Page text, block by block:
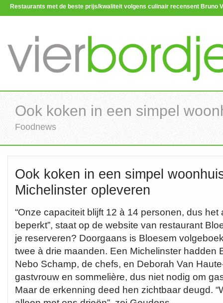
Restaurants met de beste prijs/kwaliteit volgens culinair recensent Bruno
Ook koken in een simpel
Foodnews
Ook koken in een simpel
Michelinster opleveren
“Onze capaciteit blijft 12 à 14 personen, dus het
beperkt”, staat op de website van restaurant
je reserveren? Doorgaans is Bloesem
twee à drie maanden. Een Michelinster hadden
Nebo Schamp, de chefs, en Deborah Van
gastvrouw en sommelière, dus niet nodig om
Maar de erkenning deed hen zichtbaar deugd.